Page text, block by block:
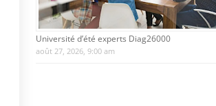
Université d’été experts Diag26000
août 27, 2026, 9:00 am